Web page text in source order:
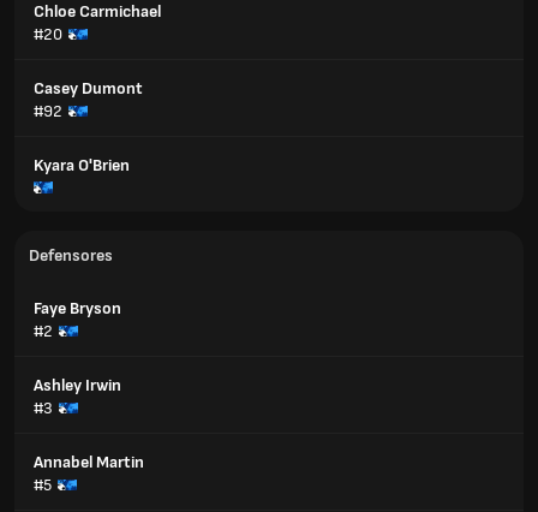
Chloe Carmichael
#20
Casey Dumont
#92
Kyara O'Brien
Defensores
Faye Bryson
#2
Ashley Irwin
#3
Annabel Martin
#5